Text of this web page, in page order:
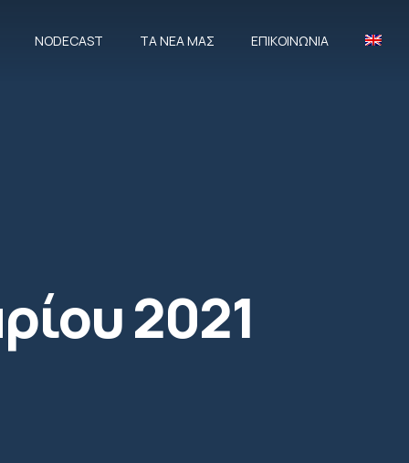
NODECAST ΤΑ ΝΈΑ ΜΑΣ ΕΠΙΚΟΙΝΩΝΊΑ
2021